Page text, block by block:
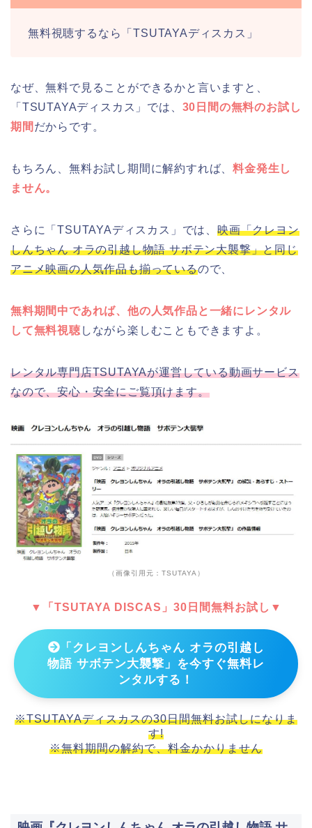
無料視聴するなら「TSUTAYAディスカス」
なぜ、無料で見ることができるかと言いますと、
「TSUTAYAディスカス」では、 30日間の無料のお試し
期間 だからです。
もちろん、無料お試し期間に解約すれば、料金発生し
ません。
さらに「TSUTAYAディスカス」では、 映画「クレヨン
しんちゃん オラの引越し物語 サボテン大襲撃」と同じ
アニメ映画の人気作品も揃っているので、
無料期間中であれば、他の人気作品と一緒にレンタル
して無料視聴 しながら楽しむこともできますよ。
レンタル専門店TSUTAYAが運営している動画サービス
なので、安心・安全にご覧頂けます。
（画像引用元：TSUTAYA）
▼「TSUTAYA DISCAS」30日間無料お試し▼
「クレヨンしんちゃん オラの引越し
物語 サボテン大襲撃」を今すぐ無料レ
ンタルする！
※TSUTAYAディスカスの30日間無料お試しになりま
す!
※無料期間の解約で、料金かかりません